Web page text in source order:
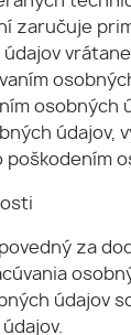
zaručuje
osobných
údajov,
za
údajov